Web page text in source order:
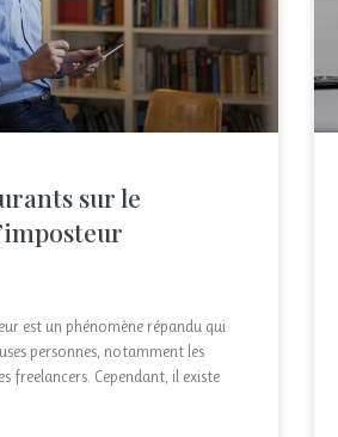
sur le
est un phénomène répandu qui
personnes, notamment les
freelancers. Cependant, il existe